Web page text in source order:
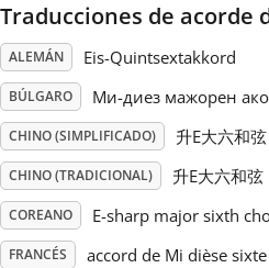
Polski
Português
Traducciones de acorde
ALEMÁN Eis-Quintsextakkord
BÚLGARO Ми-диез мажорен
CHINO (SIMPLIFICADO) 升E大六和弦
CHINO (TRADICIONAL) 升E大六和弦
COREANO E-sharp major sixth
FRANCÉS accord de Mi dièse